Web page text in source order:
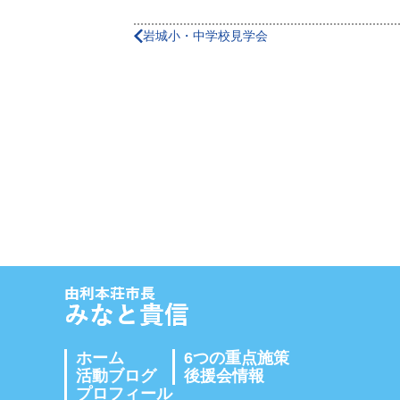
岩城小・中学校見学会
ホーム
活動ブログ
プロフィール
6つの重点施策
後援会情報